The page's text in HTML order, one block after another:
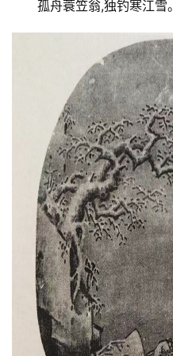
孤舟蓑笠翁,独钓寒江雪。